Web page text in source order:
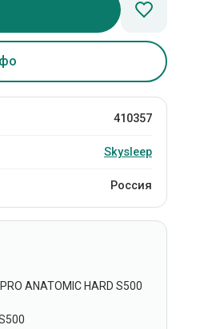
410357
Skysleep
Россия
ANATOMIC HARD S500